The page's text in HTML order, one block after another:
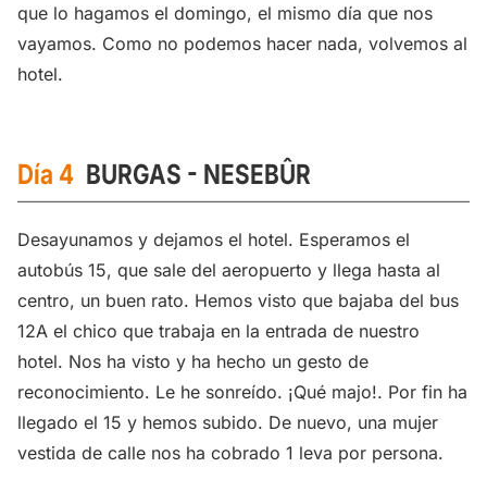
que lo hagamos el domingo, el mismo día que nos
vayamos. Como no podemos hacer nada, volvemos al
hotel.
Día 4 BURGAS - NESEBÛR
Desayunamos y dejamos el hotel. Esperamos el
autobús 15, que sale del aeropuerto y llega hasta al
centro, un buen rato. Hemos visto que bajaba del bus
12A el chico que trabaja en la entrada de nuestro
hotel. Nos ha visto y ha hecho un gesto de
reconocimiento. Le he sonreído. ¡Qué majo!. Por fin ha
llegado el 15 y hemos subido. De nuevo, una mujer
vestida de calle nos ha cobrado 1 leva por persona.